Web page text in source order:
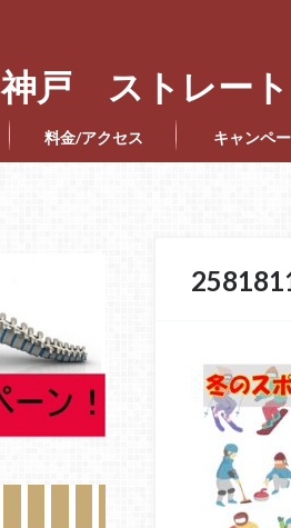
神戸 ストレー
料金/アクセス キャンペ